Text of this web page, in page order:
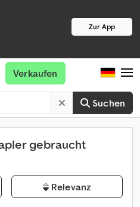
Zur App
Suchen
Verkaufen
gebraucht
Relevanz